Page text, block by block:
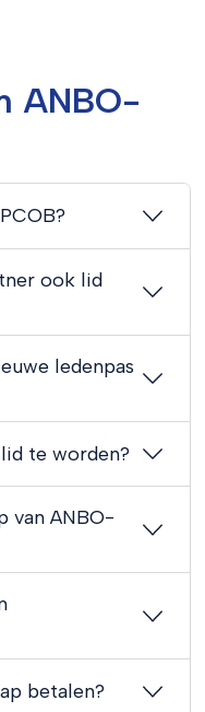
ANBO-
ook lid
ledenpas
te worden?
van ANBO-
betalen?